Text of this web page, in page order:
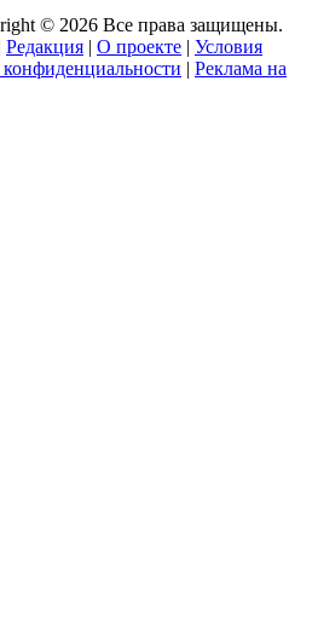
© 2026 Все права защищены.
Редакция | О проекте | Условия
| Реклама на